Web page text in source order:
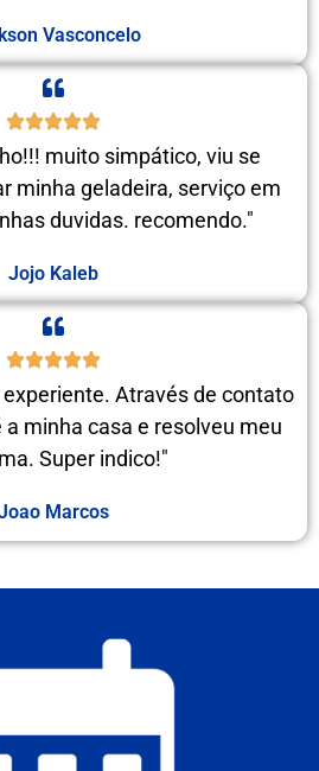
Vasconcelo
muito simpático, viu se
minha geladeira, serviço em
duvidas. recomendo."
Jojo Kaleb
Através de contato
minha casa e resolveu meu
Super indico!"
Marcos